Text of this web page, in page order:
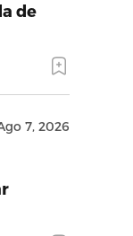
de
7, 2026